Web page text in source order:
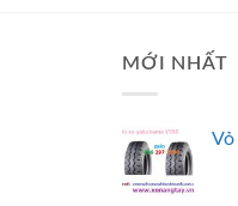
MỚI NHẤT
Vỏ